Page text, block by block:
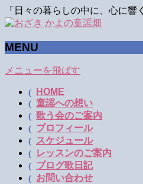
「日々の暮らしの中に、心に
MENU
メニューを飛ばす
HOME
童謡への想い
歌う会のご案内
プロフィール
スケジュール
レッスンのご案内
ブログ歌日記
お問い合わせ